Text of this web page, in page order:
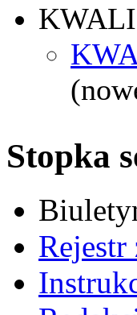
Stopka
Rejestr